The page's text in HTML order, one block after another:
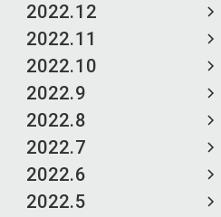
2022.12
2022.11
2022.10
2022.9
2022.8
2022.7
2022.6
2022.5